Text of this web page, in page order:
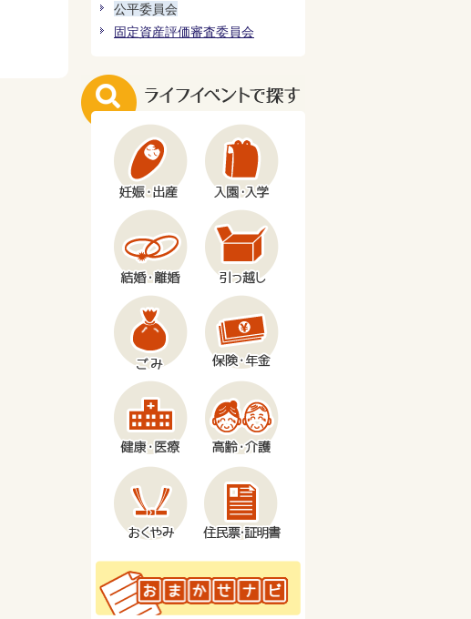
公平委員会
固定資産評価審査委員会